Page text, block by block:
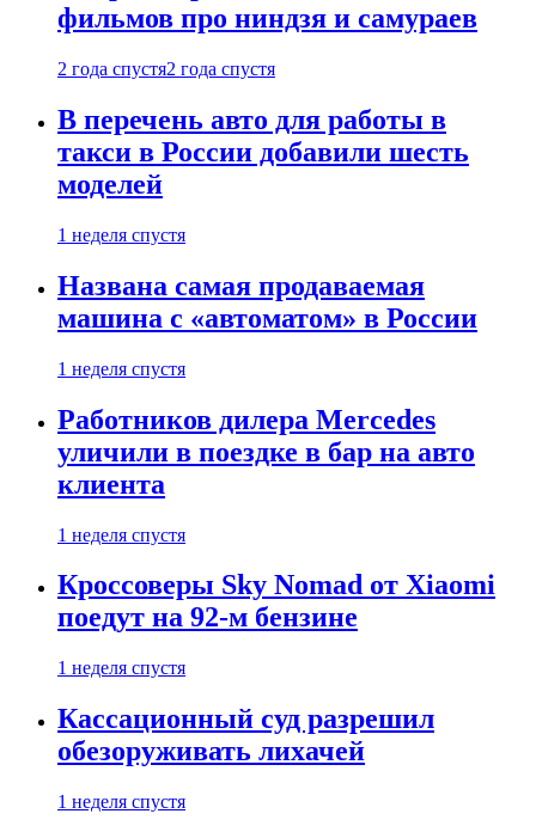
фильмов про ниндзя и самураев
2 года спустя2 года спустя
В перечень авто для работы в
такси в России добавили шесть
моделей
1 неделя спустя
Названа самая продаваемая
машина с «автоматом» в России
1 неделя спустя
Работников дилера Mercedes
уличили в поездке в бар на авто
клиента
1 неделя спустя
Кроссоверы Sky Nomad от Xiaomi
поедут на 92-м бензине
1 неделя спустя
Кассационный суд разрешил
обезоруживать лихачей
1 неделя спустя